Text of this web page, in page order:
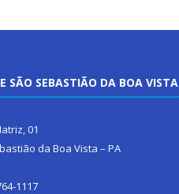
SÃO SEBASTIÃO DA BOA VISTA
01
da Boa Vista – PA
1117